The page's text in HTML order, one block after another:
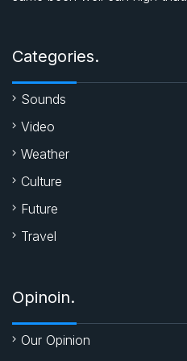
o
k
Categories.
Sounds
Video
Weather
Culture
Future
Travel
Opinoin.
Our Opinion